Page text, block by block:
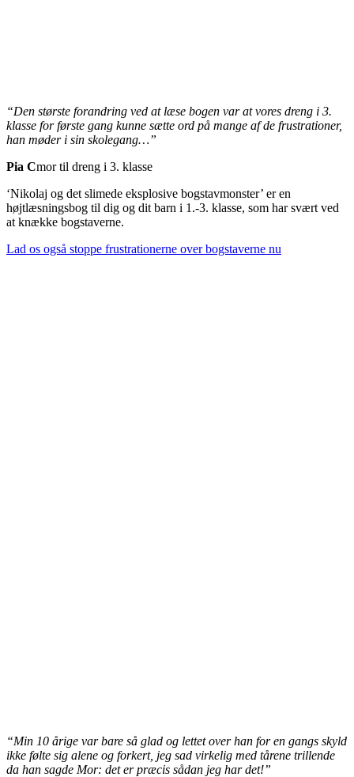
“Den største forandring ved at læse bogen var at vores dreng i 3.
klasse for første gang kunne sætte ord på mange af de frustrationer,
han møder i sin skolegang…”
Pia Cmor til dreng i 3. klasse
‘Nikolaj og det slimede eksplosive bogstavmonster’ er en
højtlæsningsbog til dig og dit barn i 1.-3. klasse, som har svært ved
at knække bogstaverne.
Lad os også stoppe frustrationerne over bogstaverne nu
“Min 10 årige var bare så glad og lettet over han for en gangs skyld
ikke følte sig alene og forkert, jeg sad virkelig med tårene trillende
da han sagde Mor: det er præcis sådan jeg har det!”